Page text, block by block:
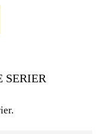
SERIER